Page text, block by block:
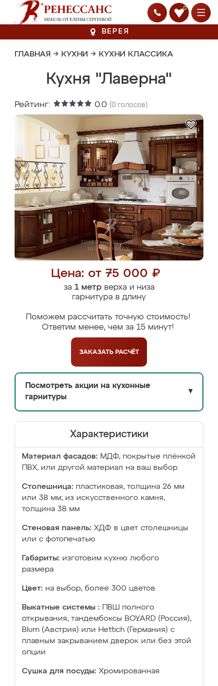
0
ВЕРЕЯ
ГЛАВНАЯ → КУХНИ → КУХНИ КЛАССИКА
Кухня "Лаверна"
Рейтинг: 0.0 (0 голосов)
Цена: от 75 000 ₽
за 1 метрверха и низа
гарнитура в длину
Поможем рассчитать точную стоимость!
Ответим менее, чем за 15 минут!
ЗАКАЗАТЬ РАСЧЁТ
Посмотреть акции на кухонные
гарнитуры
▼
Характеристики
Материал фасадов: МДФ, покрытые плёнкой
ПВХ, или другой материал на ваш выбор
Столешница: пластиковая, толщина 26 мм
или 38 мм; из искусственного камня,
толщина 38 мм
Стеновая панель: ХДФ в цвет столешницы
или с фотопечатью
Габариты: изготовим кухню любого
размера
Цвет: на выбор, более 300 цветов
Выкатные системы :
ПВШ полного
открывания, тандембоксы BOYARD (Россия),
Blum (Австрия) или Hettich (Германия) с
плавным закрыванием дверок или без этой
опции
Сушка для посуды: Хромированная